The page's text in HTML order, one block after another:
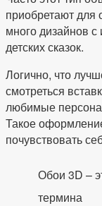
приобретают для
много дизайнов
детских сказок.
Логично, что
смотреться
любимые
Такое
почувствовать
Обои 3D –
термина